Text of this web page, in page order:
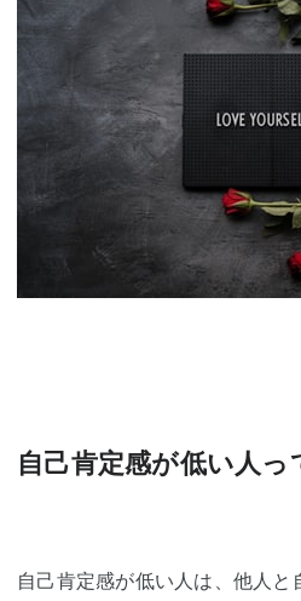
自己肯定感が低い人っ
自己肯定感が低い人は、他人